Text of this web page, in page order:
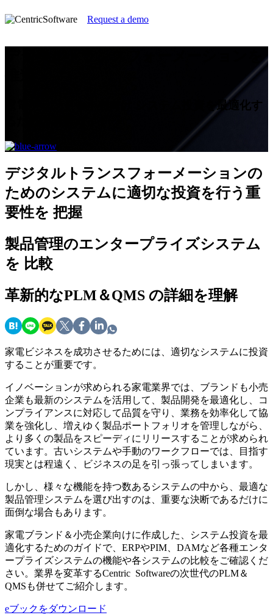
Request a demo
家電ブランド＆小売向け システム投資を最適化す
デジタルトランスフォーメーションの
ためのシステムに適切な投資を行う重
要性を把握
製品管理のエンタープライズシステム
を 比較
革新的なPLM＆QMS の詳細を理解
家電ビジネスを成功させるためには、適切なシステムに投資
することが重要です。
イノベーションが求められる家電業界では、ブランドも小売
企業も最新のシステムを活用して、製品開発を最適化し、コ
ンプライアンスに対応して品質を守り、業務を効率化して協
業を強化し、増えゆく製品ポートフォリオを管理しながら、
より多くの製品をスピーディにリリースすることが求められ
ています。古いシステムや手動のワークフローでは、目指す
現実とは程遠く、ビジネスの足を引っ張ってしまいます。
しかし、様々な機能を持つ数あるシステムの中から、最適な
製品管理システムを選び出すのは、重要な決断であるだけに
面倒な場合もあります。
家電ブランド＆小売企業向けに作成した、システム投資を最
適化するためのガイドで、ERPやPIM、DAMなど各種エンタ
ープライズシステムの機能や各システムの比較をご確認くだ
さい。業界を変革するCentric Softwareの次世代のPLM＆
QMSも併せてご紹介します。
eブックをダウンロード